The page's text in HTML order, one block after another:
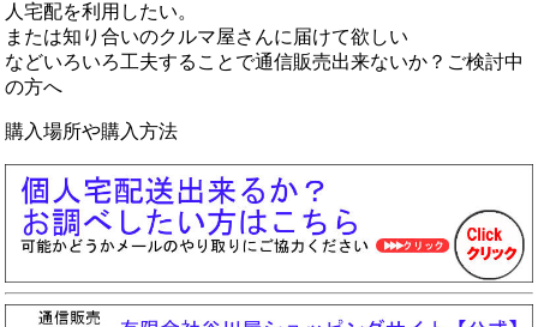
人宅配を利用したい。
または知り合いのクルマ屋さんに届けて欲しい
などいろいろ工夫することで通信販売出来ないか？ご検討中
の方へ
購入場所や購入方法